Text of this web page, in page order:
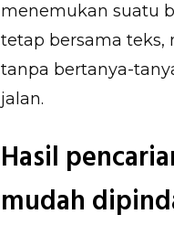
menemukan suatu
tetap bersama
tanpa bertanya-
jalan.
Hasil
mudah